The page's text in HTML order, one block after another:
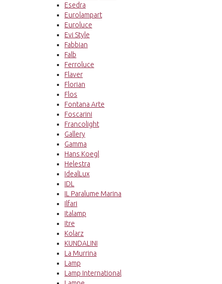
Esedra
Eurolampart
Euroluce
Evi Style
Fabbian
Falb
Ferroluce
Flaver
Florian
Flos
Fontana Arte
Foscarini
Francolight
Gallery
Gamma
Hans Koegl
Helestra
IdealLux
IDL
IL Paralume Marina
Ilfari
Italamp
Itre
Kolarz
KUNDALINI
La Murrina
Lamp
Lamp International